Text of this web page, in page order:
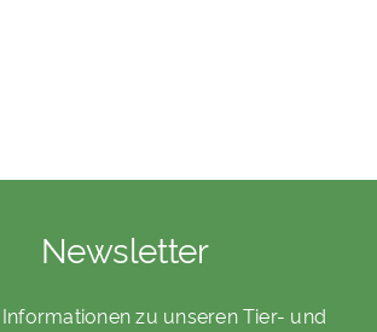
Newsletter
zu unseren Tier- und